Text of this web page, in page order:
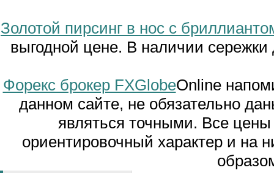
Золотой пирсинг в нос с
выгодной цене. В наличии
Форекс брокер FXGlobeOnline
данном сайте, не обязательно
являться точными. Все
ориентировочный характер и на